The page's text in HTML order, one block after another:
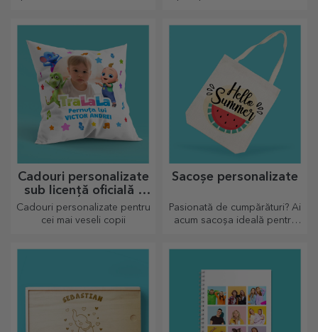
Cadouri personalizate
sub licență oficială -
TraLaLa
Cadouri personalizate pentru
cei mai veseli copii
Sacoșe personalizate
Pasionată de cumpărături? Ai
acum sacoșa ideală pentru